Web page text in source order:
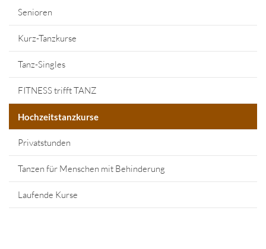
Senioren
Kurz-Tanzkurse
Tanz-Singles
FITNESS trifft TANZ
Hochzeitstanzkurse
Privatstunden
Tanzen für Menschen mit Behinderung
Laufende Kurse